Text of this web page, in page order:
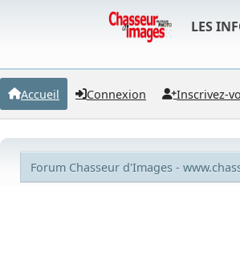
LES
Accueil Connexion Inscrivez-
Forum Chasseur d'Images -